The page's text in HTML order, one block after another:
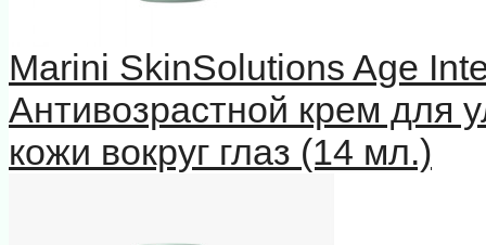
Marini SkinSolutions Age
Антивозрастной крем для
кожи вокруг глаз (14 мл.)